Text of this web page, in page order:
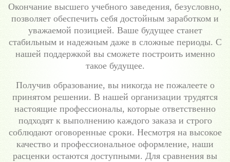
Окончание высшего учебного заведения, безусловно,
позволяет обеспечить себя достойным заработком и
уважаемой позицией. Ваше будущее станет
стабильным и надежным даже в сложные периоды. С
нашей поддержкой вы сможете построить именно
такое будущее.
Получив образование, вы никогда не пожалеете о
принятом решении. В нашей организации трудятся
настоящие профессионалы, которые ответственно
подходят к выполнению каждого заказа и строго
соблюдают оговоренные сроки. Несмотря на высокое
качество и профессиональное оформление, наши
расценки остаются доступными. Для сравнения вы